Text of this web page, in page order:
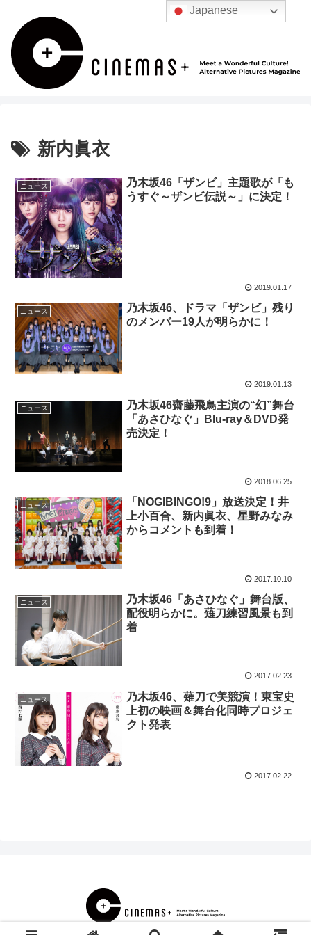
新内眞衣
ニュース
乃木坂46「ザンビ」主題歌が「も
うすぐ～ザンビ伝説～」に決定！
2019.01.17
ニュース
乃木坂46、ドラマ「ザンビ」残り
のメンバー19人が明らかに！
2019.01.13
ニュース
乃木坂46齋藤飛鳥主演の“幻”舞台
「あさひなぐ」Blu-ray＆DVD発
売決定！
2018.06.25
ニュース
「NOGIBINGO!9」放送決定！井
上小百合、新内眞衣、星野みなみ
からコメントも到着！
2017.10.10
ニュース
乃木坂46「あさひなぐ」舞台版、
配役明らかに。薙刀練習風景も到
着
2017.02.23
ニュース
乃木坂46、薙刀で美競演！東宝史
上初の映画＆舞台化同時プロジェ
クト発表
2017.02.22
Japanese